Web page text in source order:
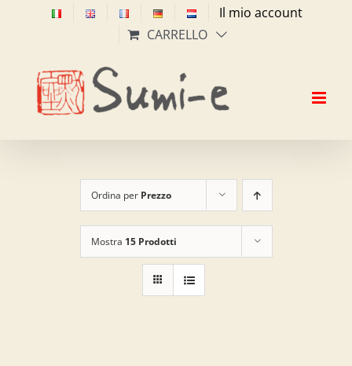
Il mio account
CARRELLO
Ordina per Prezzo
Mostra 15 Prodotti